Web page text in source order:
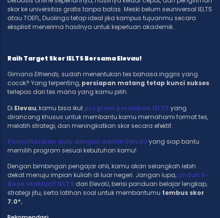
skor ke universitas gratis tanpa batas. Meski belum seuniversal IELTS
atau TOEFL, Duolingo tetap ideal jika kampus tujuanmu secara
eksplisit menerima hasilnya untuk keperluan akademik.
Raih Target Skor IELTS Bersama Elevau!
Gimana Elfriends, sudah menentukan tes bahasa inggris yang
cocok? Yang terpenting, persiapan matang tetap kunci sukses
terlepas dari tes mana yang kamu pilih.
Di Elevau, kamu bisa ikut program persiapan IELTS yang
dirancang khusus untuk membantu kamu memahami format tes,
melatih strategi, dan meningkatkan skor secara efektif.
Konsultasikan dulu dengan admin ElevaU yang siap bantu
memilih program sesuai kebutuhan kamu!
Dengan bimbingan pengajar ahli, kamu akan selangkah lebih
dekat menuju impian kuliah di luar negeri. Jangan lupa, unduh E-
Book eksklusif IELTS dari ElevaU, berisi panduan belajar lengkap,
strategi jitu, serta latihan soal untuk membantumu tembus skor
7.0*.